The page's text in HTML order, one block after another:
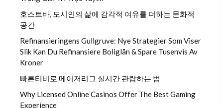
호스트바, 도시인의 삶에 감각적 여유를 더하는 문화적
공간
Refinansieringens Gullgruve: Nye Strategier Som Viser
Slik Kan Du Refinansiere Boliglån & Spare Tusenvis Av
Kroner
빠른티비로 메이저리그 실시간 관람하는 법
Why Licensed Online Casinos Offer The Best Gaming
Experience